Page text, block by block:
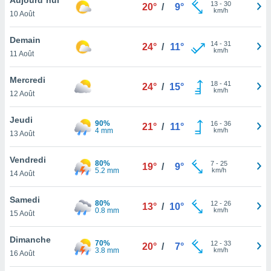
et
»,
au
vous
qu'ils
ou
le
ainsi
un
la
du
10 Août
20° / 9° 13- 30
km/h
Demain
11 Août
24° / 11° 14- 31
km/h
Mercredi
12 Août
24° / 15° 18- 41
km/h
Jeudi
13 Août
90%
4 mm
21° / 11° 16- 36
km/h
Vendredi
14 Août
80%
5.2 mm
19° / 9° 7- 25
km/h
Samedi
15 Août
80%
0.8 mm
13° / 10° 12- 26
km/h
Dimanche
16 Août
70%
3.8 mm
20° / 7° 12- 33
km/h